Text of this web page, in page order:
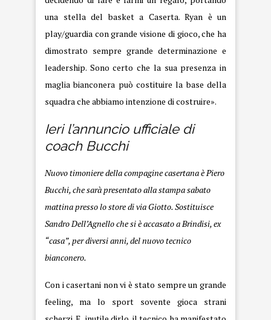
una stella del basket a Caserta. Ryan è un
play/guardia con grande visione di gioco, che ha
dimostrato sempre grande determinazione e
leadership. Sono certo che la sua presenza in
maglia bianconera può costituire la base della
squadra che abbiamo intenzione di costruire».
Ieri l’annuncio ufficiale di
coach Bucchi
Nuovo timoniere della compagine casertana è Piero
Bucchi, che sarà presentato alla stampa sabato
mattina presso lo store di via Giotto. Sostituisce
Sandro Dell’Agnello che si è accasato a Brindisi, ex
“casa”, per diversi anni, del nuovo tecnico
bianconero.
Con i casertani non vi è stato sempre un grande
feeling, ma lo sport sovente gioca strani